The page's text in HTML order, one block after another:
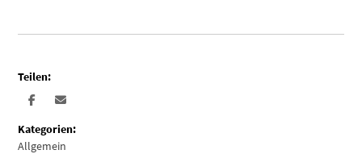
Teilen:
Kategorien:
Allgemein